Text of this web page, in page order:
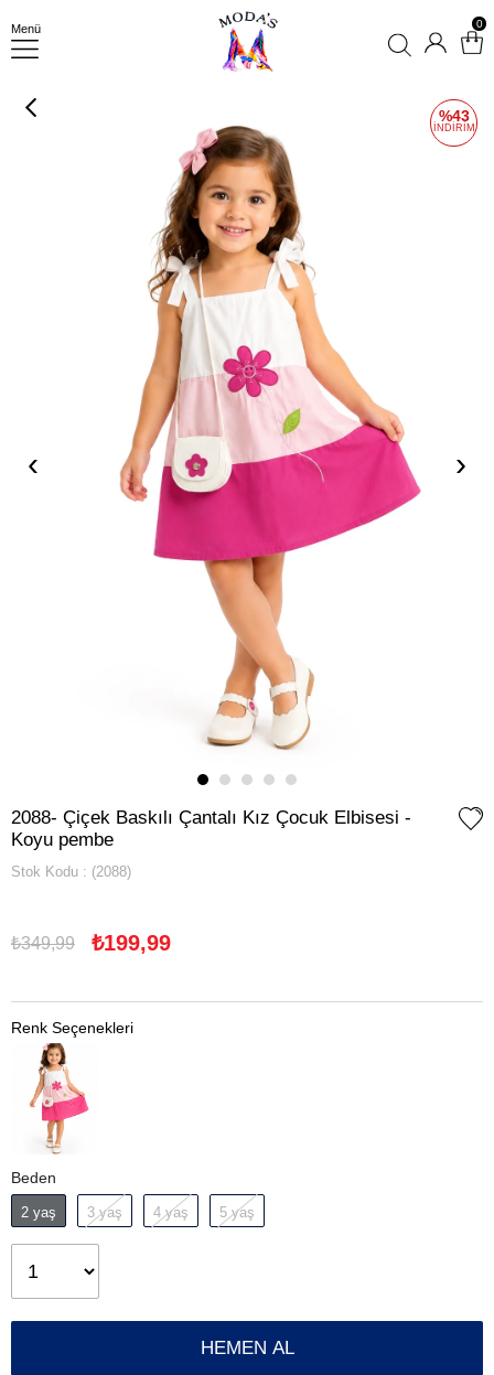
Menü 0
‹ ›
43
2088- Çiçek Baskılı Çantalı Kız Çocuk Elbisesi -
Koyu pembe
Stok Kodu (2088)
₺349,99 ₺199,99
Beden
2 yaş 3 yaş 4 yaş 5 yaş